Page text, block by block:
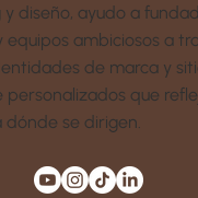
diseño, ayudo a
equipos ambiciosos a
de marca y
que
dónde se dirigen.